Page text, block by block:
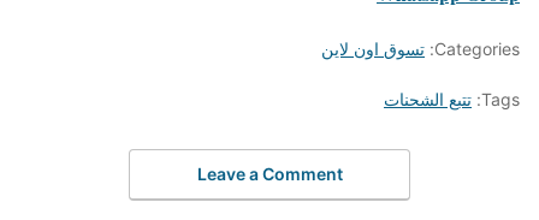
Categories: تسوق اون لاين
Tags: تتبع الشحنات
Leave a Comment